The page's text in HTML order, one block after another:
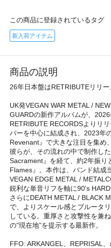
この商品に登録されているタグ
新入荷アイテム
商品の説明
26年日本盤はRETRIBUTEリリ
UK発VEGAN WAR METAL /
GUARDの新作アルバムが、
RETRIBUTE RECORDSよりリ
バーを中心に結成され、2023年
Revenant』で大きな注目を集め
彼らが、その流れの中で制作し
Sacrament』を経て、約2年振り
Flames』。本作は、バンド結成
VEGAN EDGE METAL /
鋭利な単音リフを軸に90's
さらにDEATH METAL / BLACK
で、よりスケール感とブルータ
している。重厚さと攻撃性を兼
の"現在地"を提示する最新作。
FFO: ARKANGEL、REPRISAL